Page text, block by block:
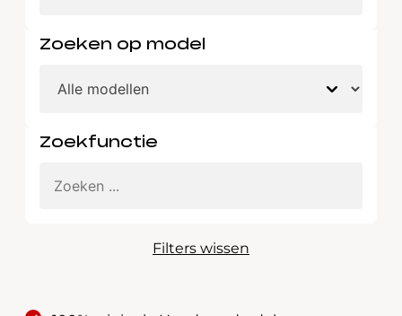
Zoeken op model
Zoekfunctie
Filters wissen